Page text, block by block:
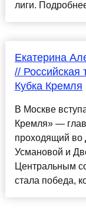
лиги.
Екатерина
//
Кубка Кремля
В Москве
Кремля» —
проходящий во
Усмановой и
Центральным
стала победа,